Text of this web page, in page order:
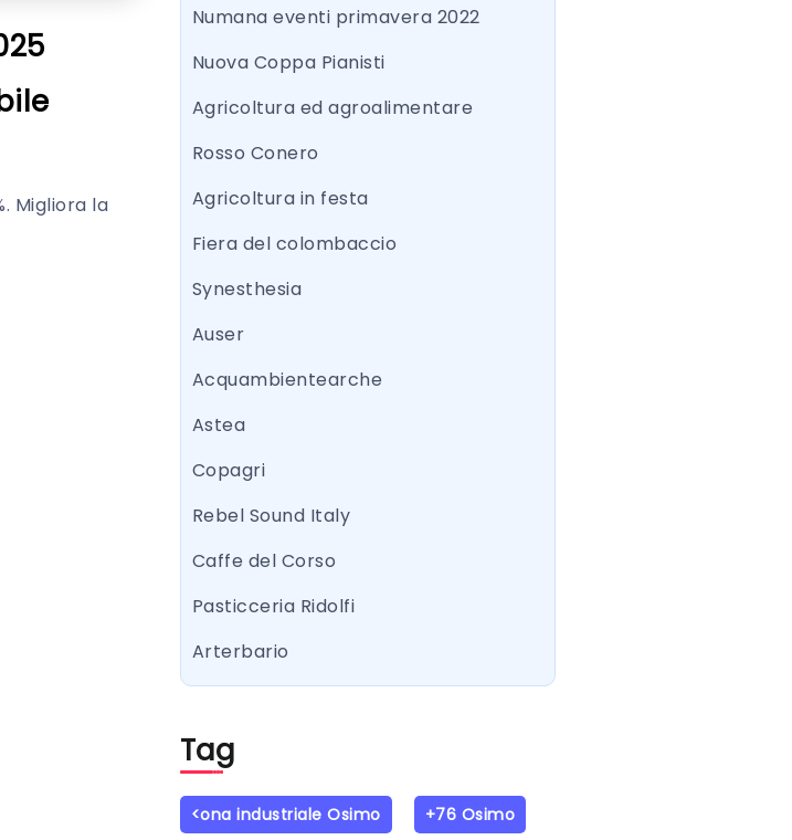
Migliora la
Numana eventi primavera 2022
Nuova Coppa Pianisti
Agricoltura ed agroalimentare
Rosso Conero
Agricoltura in festa
Fiera del colombaccio
Synesthesia
Auser
Acquambientearche
Astea
Copagri
Rebel Sound Italy
Caffe del Corso
Pasticceria Ridolfi
Arterbario
Tag
<ona industriale Osimo +76 Osimo